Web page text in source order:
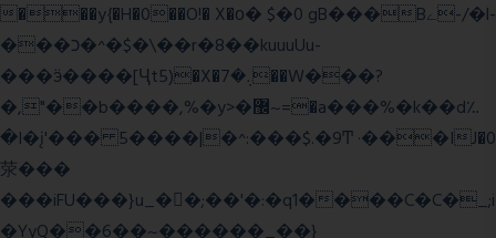
���y{�H�0��O!� X�о� $�0 gB���Bے-/�l-
���כ�^�$�\��r�8��kuuuUu-
���ӭ����[Ҷt5)�X�܉�7��W���?
�,"��b����,%�y>�޼~=�a���%�k��d؉
�I�į'��� 5����|�^:���$.�9Ͳ ·���IJ�0
荥���
���iFU���}u_��;��'�:�q1����C�C�_;i